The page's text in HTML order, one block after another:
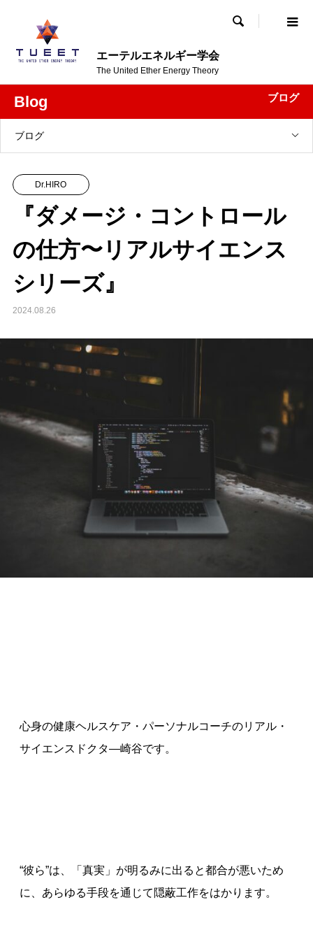
エーテルエネルギー学会
The United Ether Energy Theory

Blog ブログ
ブログ
Dr.HIRO
『ダメージ・コントロール
の仕方〜リアルサイエンス
シリーズ』
2024.08.26
心身の健康ヘルスケア・パーソナルコーチのリアル・
サイエンスドクタ—崎谷です。
“彼ら”は、「真実」が明るみに出ると都合が悪いため
に、あらゆる手段を通じて隠蔽工作をはかります。